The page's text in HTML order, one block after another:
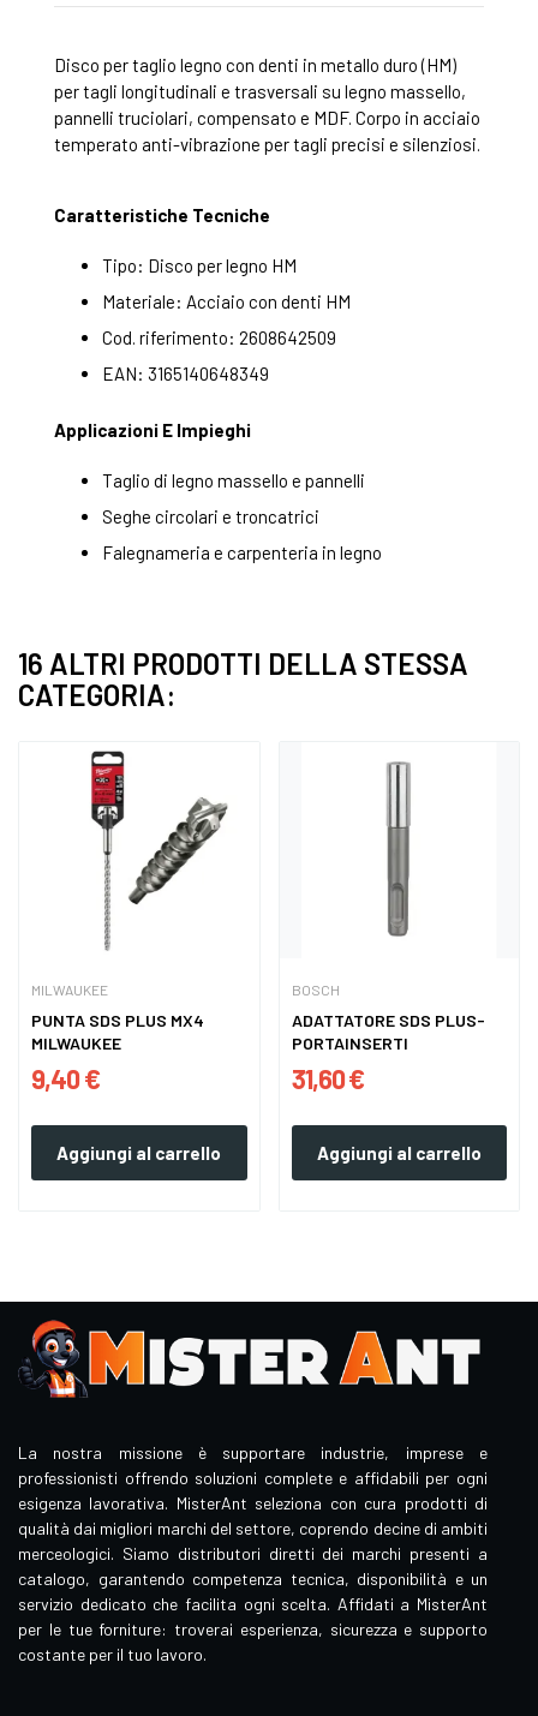
Disco per taglio legno con denti in metallo duro (HM)
per tagli longitudinali e trasversali su legno massello,
pannelli truciolari, compensato e MDF. Corpo in acciaio
temperato anti-vibrazione per tagli precisi e silenziosi.
Caratteristiche Tecniche
Tipo: Disco per legno HM
Materiale: Acciaio con denti HM
Cod. riferimento: 2608642509
EAN: 3165140648349
Applicazioni E Impieghi
Taglio di legno massello e pannelli
Seghe circolari e troncatrici
Falegnameria e carpenteria in legno
16 ALTRI PRODOTTI DELLA STESSA
CATEGORIA:
MILWAUKEE
PUNTA SDS PLUS MX4
MILWAUKEE
9,40 €
Aggiungi al carrello
BOSCH
ADATTATORE SDS PLUS-
PORTAINSERTI
31,60 €
Aggiungi al carrello
La nostra missione è supportare industrie, imprese e
professionisti offrendo soluzioni complete e affidabili per ogni
esigenza lavorativa. MisterAnt seleziona con cura prodotti di
qualità dai migliori marchi del settore, coprendo decine di ambiti
merceologici. Siamo distributori diretti dei marchi presenti a
catalogo, garantendo competenza tecnica, disponibilità e un
servizio dedicato che facilita ogni scelta. Affidati a MisterAnt
per le tue forniture: troverai esperienza, sicurezza e supporto
costante per il tuo lavoro.